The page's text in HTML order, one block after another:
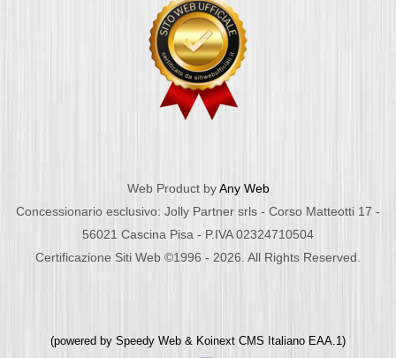
Web Product byAny Web
Concessionario esclusivo: Jolly Partner srls - Corso Matteotti 17 -
56021 Cascina Pisa - P.IVA 02324710504
Certificazione Siti Web ©1996 - 2026. All Rights Reserved.
(powered by Speedy Web & Koinext CMS Italiano EAA.1)